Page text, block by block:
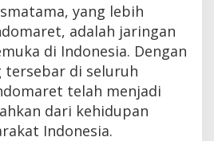
yang lebih
adalah jaringan
di Indonesia. Dengan
tersebar di seluruh
telah menjadi
dari kehidupan
Indonesia.